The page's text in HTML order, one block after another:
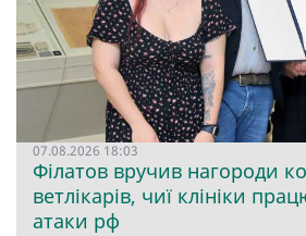
07.08.2026 18:03
Філатов вручив нагороди
ветлікарів, чиї клініки
атаки рф